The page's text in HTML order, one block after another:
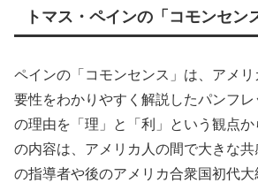
トマス・ペインの「コモンセン
ペインの「コモンセンス」は、アメ
要性をわかりやすく解説したパンフ
の理由を「理」と「利」という観点
の内容は、アメリカ人の間で大きな
の指導者や後のアメリカ合衆国初代大